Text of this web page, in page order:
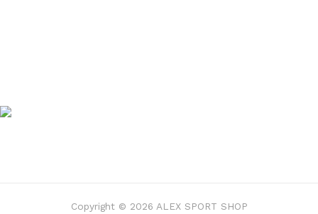
Copyright © 2026 ALEX SPORT SHOP